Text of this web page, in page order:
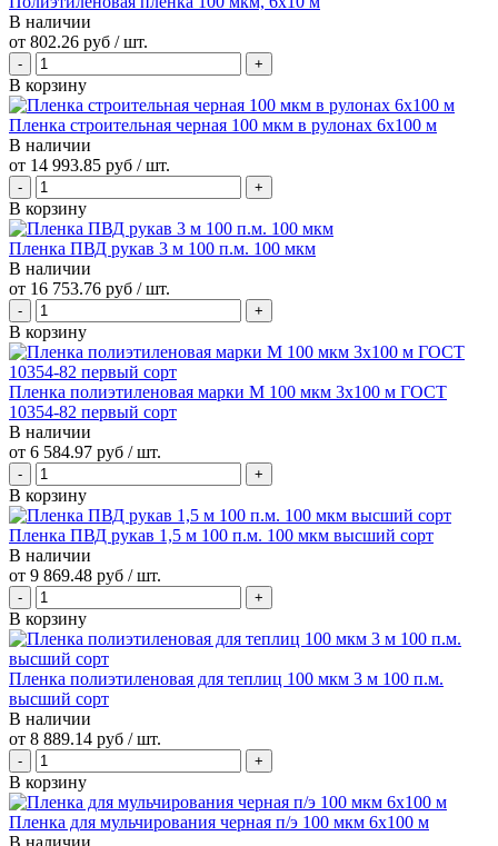
В наличии
от 802.26 руб / шт.
В корзину
Пленка строительная черная 100 мкм в рулонах 6х100 м
В наличии
от 14 993.85 руб / шт.
В корзину
Пленка ПВД рукав 3 м 100 п.м. 100 мкм
В наличии
от 16 753.76 руб / шт.
В корзину
Пленка полиэтиленовая марки М 100 мкм 3х100 м ГОСТ
10354-82 первый сорт
В наличии
от 6 584.97 руб / шт.
В корзину
Пленка ПВД рукав 1,5 м 100 п.м. 100 мкм высший сорт
В наличии
от 9 869.48 руб / шт.
В корзину
Пленка полиэтиленовая для теплиц 100 мкм 3 м 100 п.м.
высший сорт
В наличии
от 8 889.14 руб / шт.
В корзину
Пленка для мульчирования черная п/э 100 мкм 6х100 м